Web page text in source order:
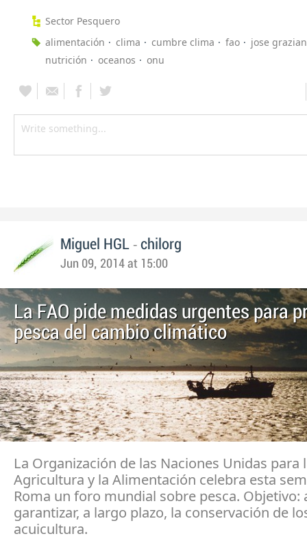
Sector Pesquero
alimentación
clima cumbre clima fao
jose
nutrición
oceanos onu
Miguel HGL - chilorg
Jun 09, 2014 at 15:00
La FAO pide medidas urgentes para
pesca del cambio climático
La Organización de las Naciones Unidas para
Agricultura y la Alimentación celebra esta
Roma un foro mundial sobre pesca. Objetivo:
garantizar, a largo plazo, la conservación de
acuicultura.